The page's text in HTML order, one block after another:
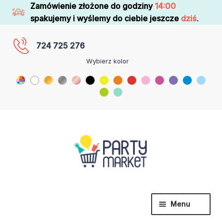
Zamówienie złożone do godziny 14:00
spakujemy i wyślemy do ciebie jeszcze dziś.
724 725 276
Wybierz kolor
Menu